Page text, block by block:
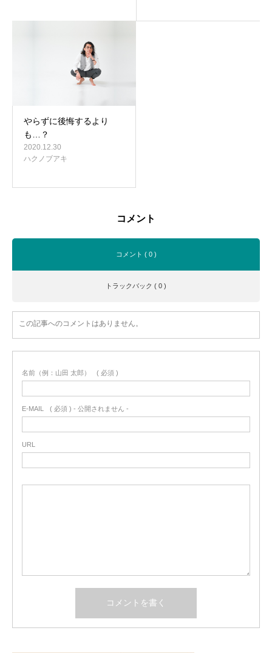
やらずに後悔するより
も…？
2020.12.30
ハクノブアキ
コメント
コメント ( 0 )
トラックバック ( 0 )
この記事へのコメントはありません。
名前（例：山田 太郎） ( 必須 )
E-MAIL ( 必須 ) - 公開されません -
URL